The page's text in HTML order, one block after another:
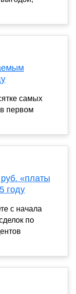
самых
первом
«платы
году
с начала
по